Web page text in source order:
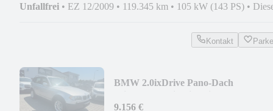
Unfallfrei • EZ 12/2009 • 119.345 km • 105 kW (143 PS) •
Kontakt
BMW 2.0ixDrive Pano-Dach
9.156 €